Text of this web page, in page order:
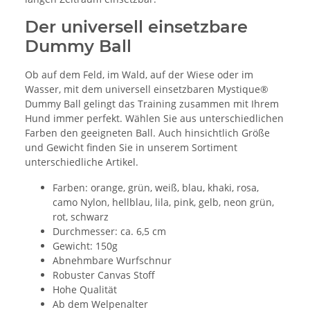
Der universell einsetzbare
Dummy Ball
Ob auf dem Feld, im Wald, auf der Wiese oder im
Wasser, mit dem universell einsetzbaren Mystique®
Dummy Ball gelingt das Training zusammen mit Ihrem
Hund immer perfekt. Wählen Sie aus unterschiedlichen
Farben den geeigneten Ball. Auch hinsichtlich Größe
und Gewicht finden Sie in unserem Sortiment
unterschiedliche Artikel.
Farben: orange, grün, weiß, blau, khaki, rosa,
camo Nylon, hellblau, lila, pink, gelb, neon grün,
rot, schwarz
Durchmesser: ca. 6,5 cm
Gewicht: 150g
Abnehmbare Wurfschnur
Robuster Canvas Stoff
Hohe Qualität
Ab dem Welpenalter